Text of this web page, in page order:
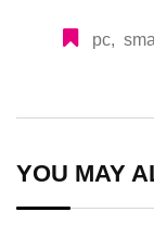
pc,
YOU MAY